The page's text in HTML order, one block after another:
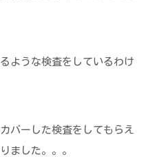
ような検査をしているわけ
バーした検査をしてもらえ
ました。。。